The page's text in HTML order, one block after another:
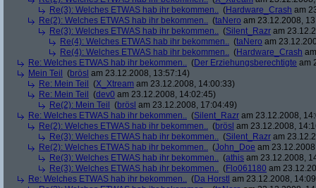
Re(3): Welches ETWAS hab ihr bekommen.. (Hardware_Crash am
Re(2): Welches ETWAS hab ihr bekommen.. (taNero am 23.12.2008,
Re(3): Welches ETWAS hab ihr bekommen.. (Silent_Razr am
Re(4): Welches ETWAS hab ihr bekommen.. (taNero am
Re(4): Welches ETWAS hab ihr bekommen.. (Hardware_Crash
Re: Welches ETWAS hab ihr bekommen.. (Der Erziehungsberechtigte am
Mein Teil
(brösl am 23.12.2008, 13:57:14)
Re: Mein Teil
(X_Xtream am 23.12.2008, 14:00:33)
Re: Mein Teil
(dev0 am 23.12.2008, 14:02:45)
Re(2): Mein Teil
(brösl am 23.12.2008, 17:04:49)
Re: Welches ETWAS hab ihr bekommen.. (Silent_Razr am 23.12.2008,
Re(2): Welches ETWAS hab ihr bekommen.. (brösl am 23.12.2008,
Re(3): Welches ETWAS hab ihr bekommen.. (Silent_Razr am
Re(2): Welches ETWAS hab ihr bekommen.. (John_Doe am
Re(3): Welches ETWAS hab ihr bekommen.. (athis am 23.12.2008,
Re(3): Welches ETWAS hab ihr bekommen.. (Flo061180 am
Re: Welches ETWAS hab ihr bekommen.. (Da Horstl am 23.12.2008,